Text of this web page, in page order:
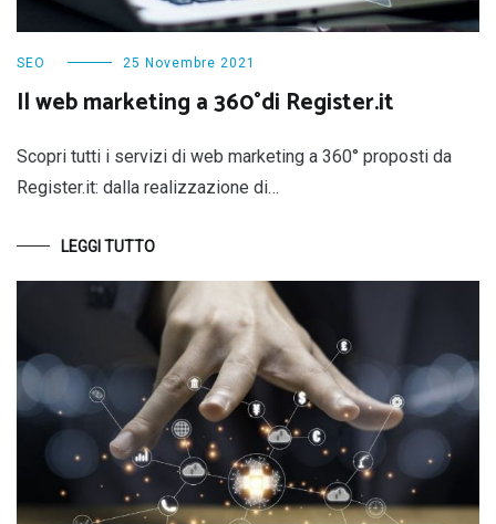
SEO 25 Novembre 2021
Il web marketing a 360°di Register.it
Scopri tutti i servizi di web marketing a 360° proposti da
Register.it: dalla realizzazione di…
LEGGI TUTTO